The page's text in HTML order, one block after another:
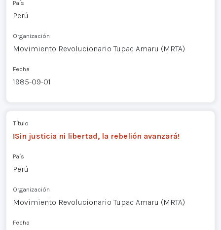
País
Perú
Organización
Movimiento Revolucionario Tupac Amaru (MRTA)
Fecha
1985-09-01
Título
¡Sin justicia ni libertad, la rebelión avanzará!
País
Perú
Organización
Movimiento Revolucionario Tupac Amaru (MRTA)
Fecha